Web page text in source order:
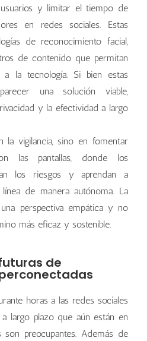
y limitar el tiempo de
en redes sociales. Estas
de reconocimiento facial,
de contenido que permitan
la tecnología. Si bien estas
una solución viable,
y la efectividad a largo
la vigilancia, sino en fomentar
las pantallas, donde los
los riesgos y aprendan a
de manera autónoma. La
perspectiva empática y no
más eficaz y sostenible.
de
horas a las redes sociales
largo plazo que aún están en
preocupantes. Además de